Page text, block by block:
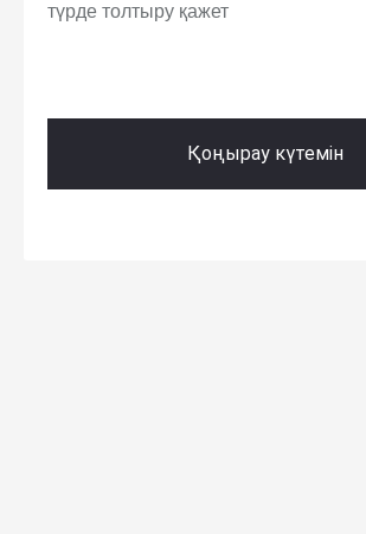
түрде толтыру қажет
Қоңырау күтемін